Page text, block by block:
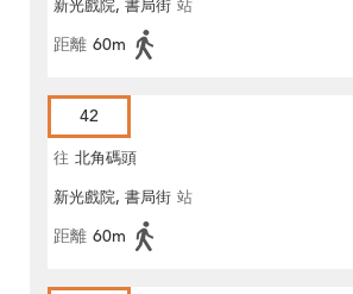
新光戲院, 書局街 站
距離 60m
42
往 北角碼頭
新光戲院, 書局街 站
距離 60m